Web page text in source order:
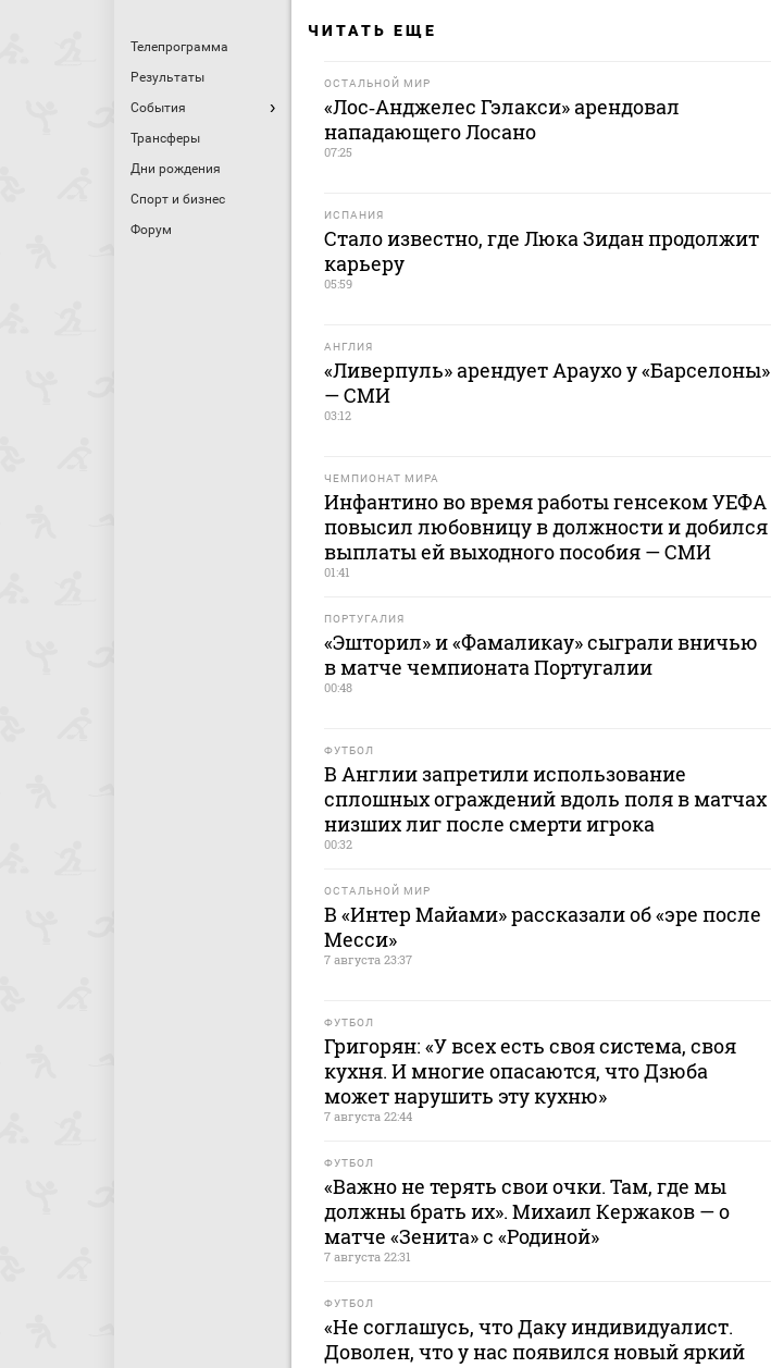
Телепрограмма
Результаты
События
Трансферы
Дни рождения
Спорт и бизнес
Форум
ЧИТАТЬ ЕЩЕ
ОСТАЛЬНОЙ МИР
«Лос‑Анджелес Гэлакси» арендовал
нападающего Лосано
07:25
ИСПАНИЯ
Стало известно, где Люка Зидан продолжит
карьеру
05:59
АНГЛИЯ
«Ливерпуль» арендует Араухо у «Барселоны»
— СМИ
03:12
ЧЕМПИОНАТ МИРА
Инфантино во время работы генсеком УЕФА
повысил любовницу в должности и добился
выплаты ей выходного пособия — СМИ
01:41
ПОРТУГАЛИЯ
«Эшторил» и «Фамаликау» сыграли вничью
в матче чемпионата Португалии
00:48
ФУТБОЛ
В Англии запретили использование
сплошных ограждений вдоль поля в матчах
низших лиг после смерти игрока
00:32
ОСТАЛЬНОЙ МИР
В «Интер Майами» рассказали об «эре после
Месси»
7 августа 23:37
ФУТБОЛ
Григорян: «У всех есть своя система, своя
кухня. И многие опасаются, что Дзюба
может нарушить эту кухню»
7 августа 22:44
ФУТБОЛ
«Важно не терять свои очки. Там, где мы
должны брать их». Михаил Кержаков — о
матче «Зенита» с «Родиной»
7 августа 22:31
ФУТБОЛ
«Не соглашусь, что Даку индивидуалист.
Доволен, что у нас появился новый яркий